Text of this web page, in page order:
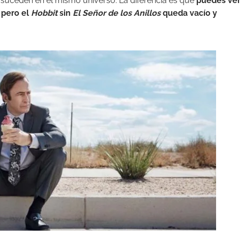
pero el Hobbitsin El Señor de los Anillosqueda vacío y